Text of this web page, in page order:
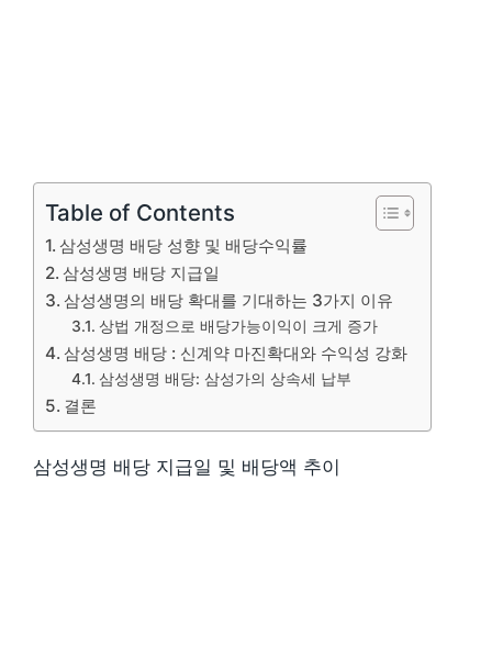
Table of Contents
삼성생명 배당 성향 및 배당수익률
삼성생명 배당 지급일
삼성생명의 배당 확대를 기대하는 3가지 이유
상법 개정으로 배당가능이익이 크게 증가
삼성생명 배당 : 신계약 마진확대와 수익성 강화
삼성생명 배당: 삼성가의 상속세 납부
결론
삼성생명 배당 지급일 및 배당액 추이